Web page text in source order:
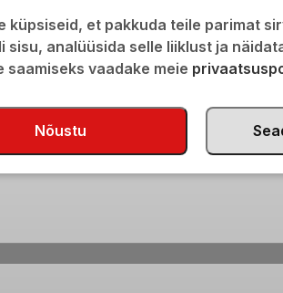
küpsiseid, et pakkuda teile parimat
sisu, analüüsida selle liiklust ja
saamiseks vaadake meie
Nõustu